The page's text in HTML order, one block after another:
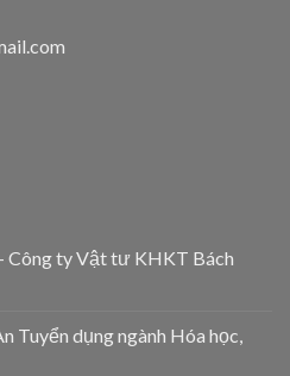
Công ty Vật tư KHKT Bách
Tuyển dụng ngành Hóa học,